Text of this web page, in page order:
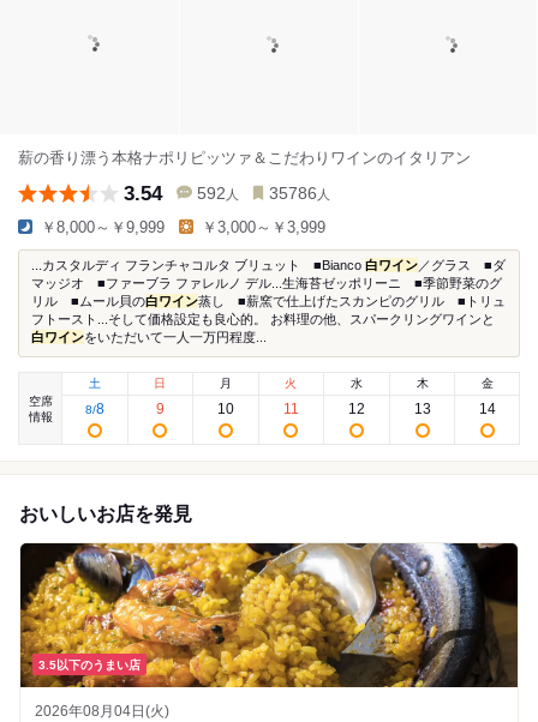
薪の香り漂う本格ナポリピッツァ＆こだわりワインのイタリアン
3.54 592 人 35786 人
￥8,000～￥9,999 ￥3,000～￥3,999
...カスタルディ フランチャコルタ ブリュット ■Bianco 白ワイン ／グラス ■ダ
マッジオ ■ファーブラ ファレルノ デル...生海苔ゼッポリーニ ■季節野菜のグ
リル ■ムール貝の白ワイン蒸し ■薪窯で仕上げたスカンピのグリル ■トリュ
フトースト...そして価格設定も良心的。 お料理の他、スパークリングワインと
白ワインをいただいて一人一万円程度...
空席
情報
土
8/8
日
9
月
10
火
11
水
12
木
13
金
14
おいしいお店を発見
3.5以下のうまい店
2026年08月04日(火)